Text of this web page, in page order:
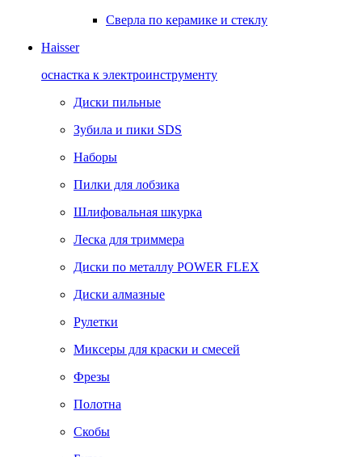
Сверла по керамике и стеклу
Haisser
оснастка к электроинструменту
Диски пильные
Зубила и пики SDS
Наборы
Пилки для лобзика
Шлифовальная шкурка
Леска для триммера
Диски по металлу POWER FLEX
Диски алмазные
Рулетки
Миксеры для краски и смесей
Фрезы
Полотна
Скобы